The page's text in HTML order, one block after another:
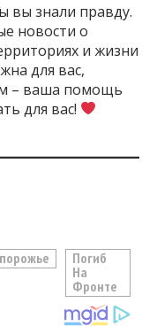
вы знали правду.
новости о
и жизни
для вас,
– ваша помощь
для вас!
Погиб
На
Фронте